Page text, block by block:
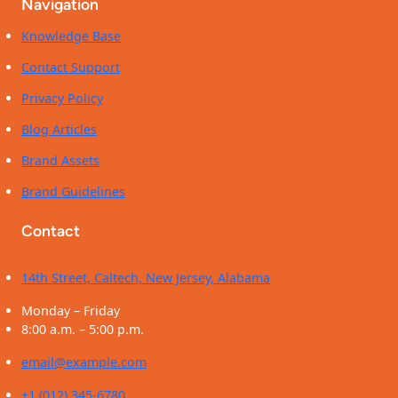
Navigation
Knowledge Base
Contact Support
Privacy Policy
Blog Articles
Brand Assets
Brand Guidelines
Contact
14th Street, Caltech, New Jersey, Alabama
Monday – Friday
8:00 a.m. – 5:00 p.m.
email@example.com